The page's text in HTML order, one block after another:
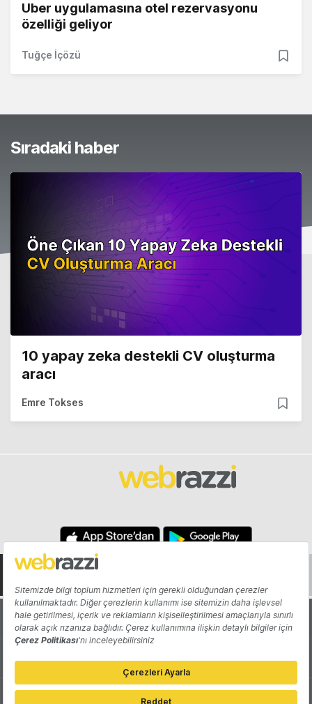
Uber uygulamasına otel rezervasyonu
özelliği geliyor
Tuğçe İçözü
Sıradaki haber
10 yapay zeka destekli CV oluşturma
aracı
Emre Tokses
Hakkında Yazarlar
Katkıda Bulun Reklam